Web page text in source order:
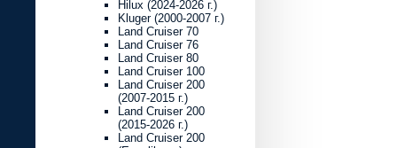
Hilux (2024-2026 г.)
Kluger (2000-2007 г.)
Land Cruiser 70
Land Cruiser 76
Land Cruiser 80
Land Cruiser 100
Land Cruiser 200
(2007-2015 г.)
Land Cruiser 200
(2015-2026 г.)
Land Cruiser 200